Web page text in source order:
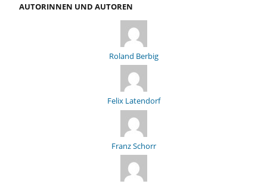
AUTORINNEN UND AUTOREN
Roland Berbig
Felix Latendorf
Franz Schorr